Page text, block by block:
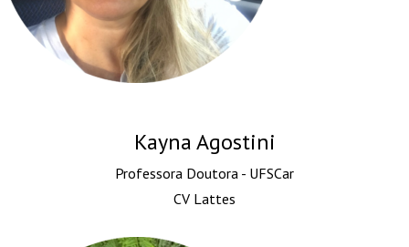
Kayna Agostini
Professora Doutora - UFSCar
CV Lattes